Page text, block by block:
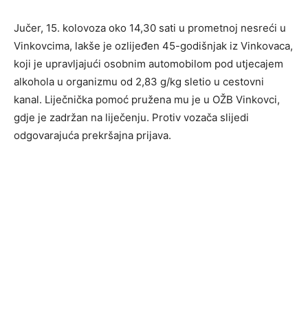
Jučer, 15. kolovoza oko 14,30 sati u prometnoj nesreći u
Vinkovcima, lakše je ozlijeđen 45-godišnjak iz Vinkovaca,
koji je upravljajući osobnim automobilom pod utjecajem
alkohola u organizmu od 2,83 g/kg sletio u cestovni
kanal. Liječnička pomoć pružena mu je u OŽB Vinkovci,
gdje je zadržan na liječenju. Protiv vozača slijedi
odgovarajuća prekršajna prijava.